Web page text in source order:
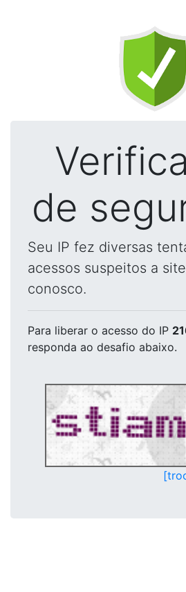
de
Seu IP fez diversas
acessos suspeitos a
conosco.
Para liberar o acesso do IP
responda ao desafio abaixo.